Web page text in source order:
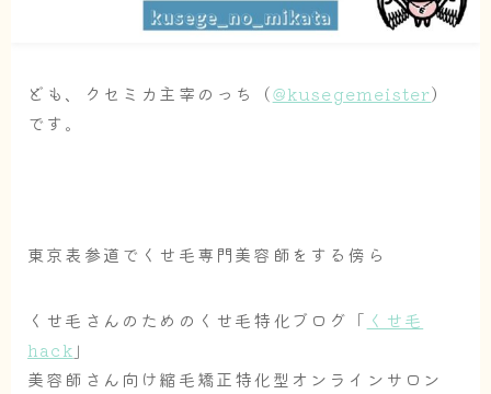
ども、クセミカ主宰のっち（@kusegemeister）
です。
東京表参道でくせ毛専門美容師をする傍ら
くせ毛さんのためのくせ毛特化ブログ「 くせ毛
hack 」
美容師さん向け縮毛矯正特化型オンラインサロン